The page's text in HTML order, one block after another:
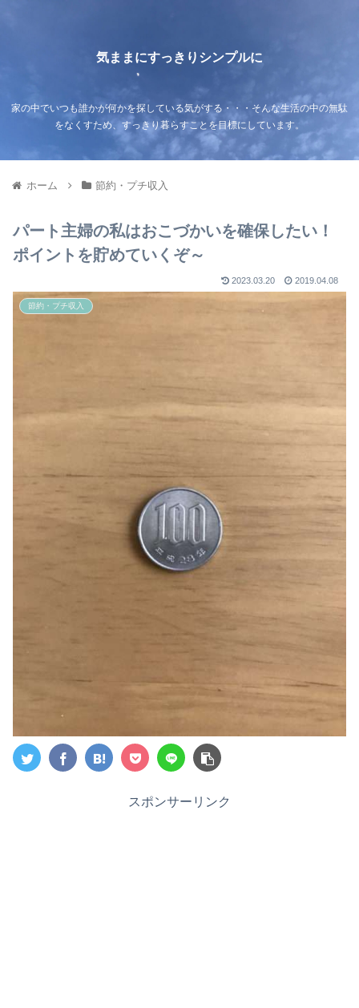
気ままにすっきりシンプルに
家の中でいつも誰かが何かを探している気がする・・・そんな生活の中の無駄
をなくすため、すっきり暮らすことを目標にしています。
ホーム 節約・プチ収入
パート主婦の私はおこづかいを確保したい！
ポイントを貯めていくぞ～
2023.03.20 2019.04.08
節約・プチ収入
スポンサーリンク